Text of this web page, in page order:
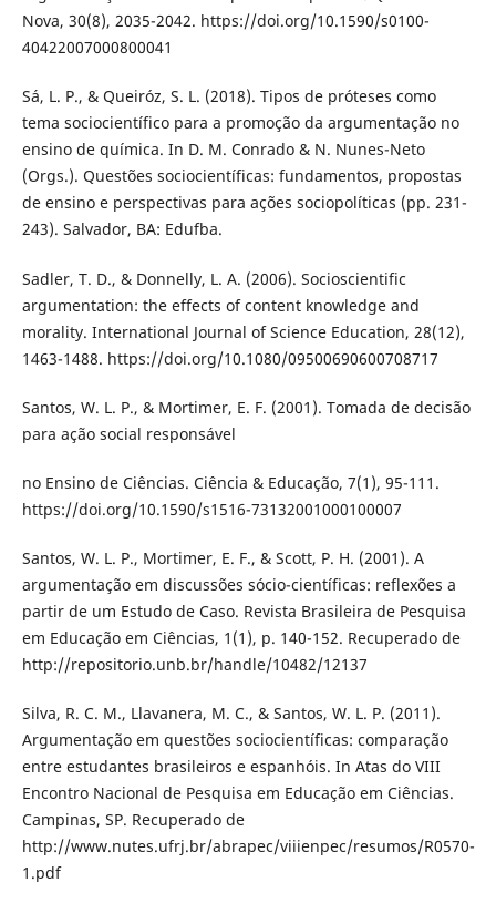
Nova, 30(8), 2035-2042. https://doi.org/10.1590/s0100-
40422007000800041
Sá, L. P., & Queiróz, S. L. (2018). Tipos de próteses como
tema sociocientífico para a promoção da argumentação no
ensino de química. In D. M. Conrado & N. Nunes-Neto
(Orgs.). Questões sociocientíficas: fundamentos, propostas
de ensino e perspectivas para ações sociopolíticas (pp. 231-
243). Salvador, BA: Edufba.
Sadler, T. D., & Donnelly, L. A. (2006). Socioscientific
argumentation: the effects of content knowledge and
morality. International Journal of Science Education, 28(12),
1463-1488. https://doi.org/10.1080/09500690600708717
Santos, W. L. P., & Mortimer, E. F. (2001). Tomada de decisão
para ação social responsável
no Ensino de Ciências. Ciência & Educação, 7(1), 95-111.
https://doi.org/10.1590/s1516-73132001000100007
Santos, W. L. P., Mortimer, E. F., & Scott, P. H. (2001). A
argumentação em discussões sócio-científicas: reflexões a
partir de um Estudo de Caso. Revista Brasileira de Pesquisa
em Educação em Ciências, 1(1), p. 140-152. Recuperado de
http://repositorio.unb.br/handle/10482/12137
Silva, R. C. M., Llavanera, M. C., & Santos, W. L. P. (2011).
Argumentação em questões sociocientíficas: comparação
entre estudantes brasileiros e espanhóis. In Atas do VIII
Encontro Nacional de Pesquisa em Educação em Ciências.
Campinas, SP. Recuperado de
http://www.nutes.ufrj.br/abrapec/viiienpec/resumos/R0570-
1.pdf